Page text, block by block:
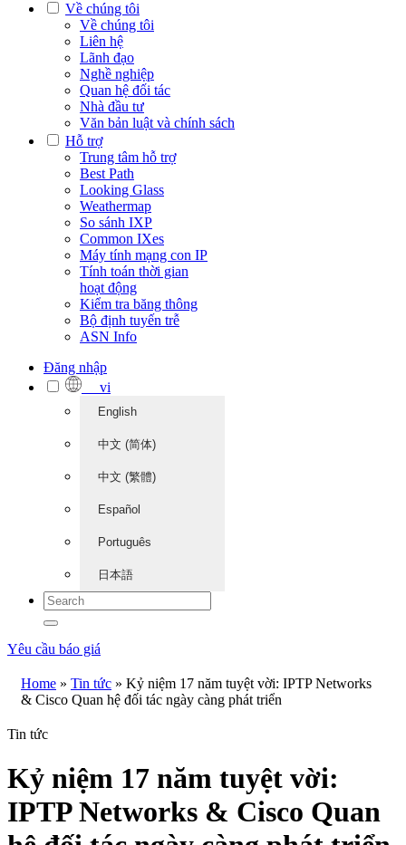
Về chúng tôi
Về chúng tôi
Liên hệ
Lãnh đạo
Nghề nghiệp
Quan hệ đối tác
Nhà đầu tư
Văn bản luật và chính sách
Hỗ trợ
Trung tâm hỗ trợ
Best Path
Looking Glass
Weathermap
So sánh IXP
Common IXes
Máy tính mạng con IP
Tính toán thời gian
hoạt động
Kiểm tra băng thông
Bộ định tuyến trễ
ASN Info
Đăng nhập
vi
English
中文 (简体)
中文 (繁體)
Español
Português
日本語
Yêu cầu báo giá
Home » Tin tức » Kỷ niệm 17 năm tuyệt vời: IPTP Networks
& Cisco Quan hệ đối tác ngày càng phát triển
Tin tức
Kỷ niệm 17 năm tuyệt vời:
IPTP Networks & Cisco Quan